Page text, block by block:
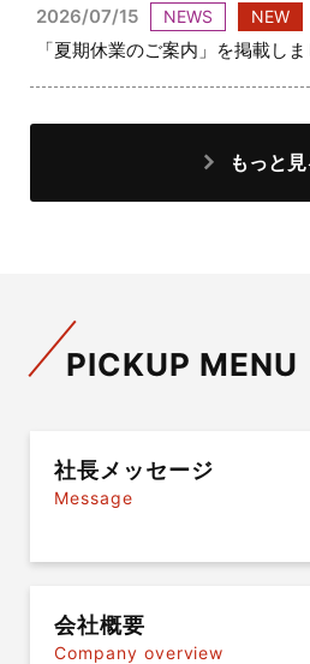
2026/07/15 NEWS NEW
「夏期休業のご案内」を掲載しま
もっと
PICKUP MENU
社長メッセージ
Message
会社概要
Company overview